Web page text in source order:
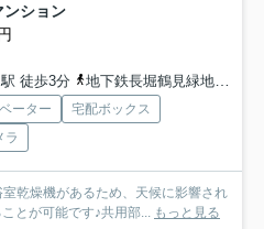
ンション
徒歩3分
地下鉄長堀鶴見緑地「松屋町」駅 徒歩5分
ーター
宅配ボックス
ラ
乾燥機があるため、天候に影響され
とが可能です♪共用部... もっと見る